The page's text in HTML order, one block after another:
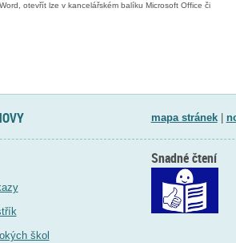
otevřít lze v kancelářském balíku Microsoft Office či
mapa stránek|
škol
Snadné čtení